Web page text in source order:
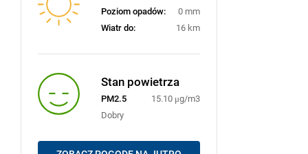
Poziom opadów:
0 mm
Wiatr do:
16 km
Stan powietrza
PM2.5
15.10 μg/m3
Dobry